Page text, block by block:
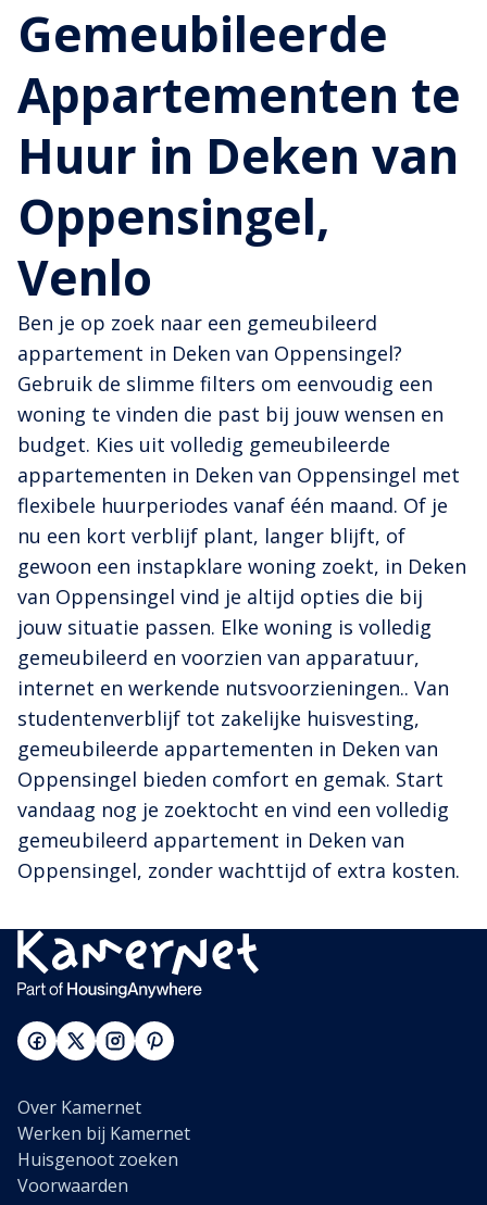
Gemeubileerde
Appartementen te
Huur in Deken van
Oppensingel,
Venlo
Ben je op zoek naar een gemeubileerd
appartement in Deken van Oppensingel?
Gebruik de slimme filters om eenvoudig een
woning te vinden die past bij jouw wensen en
budget. Kies uit volledig gemeubileerde
appartementen in Deken van Oppensingel met
flexibele huurperiodes vanaf één maand. Of je
nu een kort verblijf plant, langer blijft, of
gewoon een instapklare woning zoekt, in Deken
van Oppensingel vind je altijd opties die bij
jouw situatie passen. Elke woning is volledig
gemeubileerd en voorzien van apparatuur,
internet en werkende nutsvoorzieningen.. Van
studentenverblijf tot zakelijke huisvesting,
gemeubileerde appartementen in Deken van
Oppensingel bieden comfort en gemak. Start
vandaag nog je zoektocht en vind een volledig
gemeubileerd appartement in Deken van
Oppensingel, zonder wachttijd of extra kosten.
Over Kamernet
Werken bij Kamernet
Huisgenoot zoeken
Voorwaarden